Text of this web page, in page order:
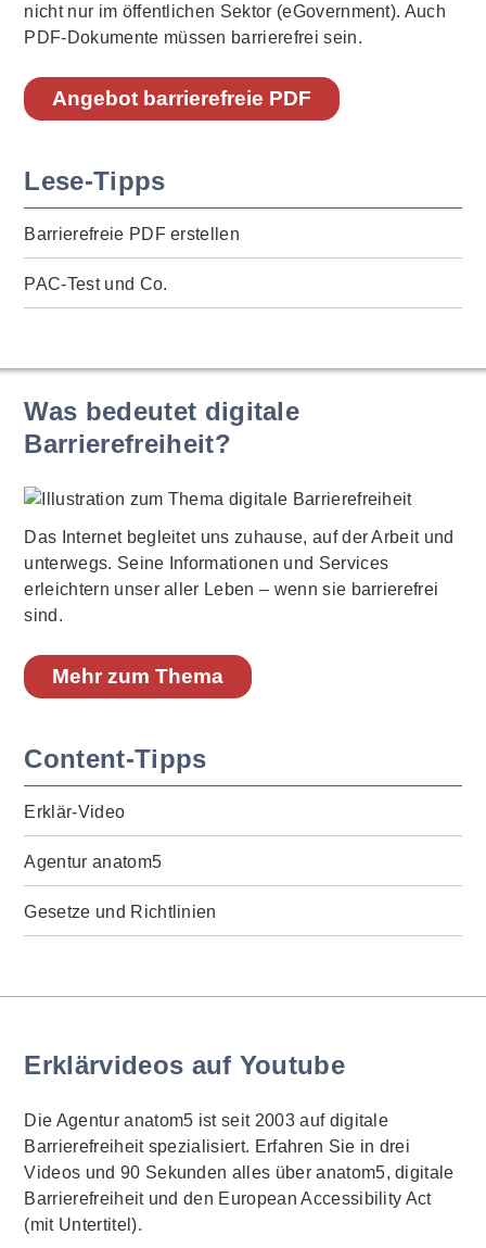
nicht nur im öffentlichen Sektor (eGovernment). Auch
PDF-Dokumente müssen barrierefrei sein.
Angebot barrierefreie PDF
Lese-Tipps
Barrierefreie PDF erstellen
PAC-Test und Co.
Was bedeutet digitale
Barrierefreiheit?
Das Internet begleitet uns zuhause, auf der Arbeit und
unterwegs. Seine Informationen und Services
erleichtern unser aller Leben – wenn sie barrierefrei
sind.
Mehr zum Thema
Content-Tipps
Erklär-Video
Agentur anatom5
Gesetze und Richtlinien
Erklärvideos auf Youtube
Die Agentur anatom5 ist seit 2003 auf digitale
Barrierefreiheit spezialisiert. Erfahren Sie in drei
Videos und 90 Sekunden alles über anatom5, digitale
Barrierefreiheit und den European Accessibility Act
(mit Untertitel).